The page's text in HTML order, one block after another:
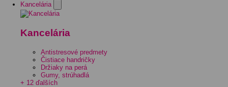
Kancelária
Kancelária
Antistresové predmety
Čistiace handričky
Držiaky na perá
Gumy, strúhadlá
+ 12 ďalších